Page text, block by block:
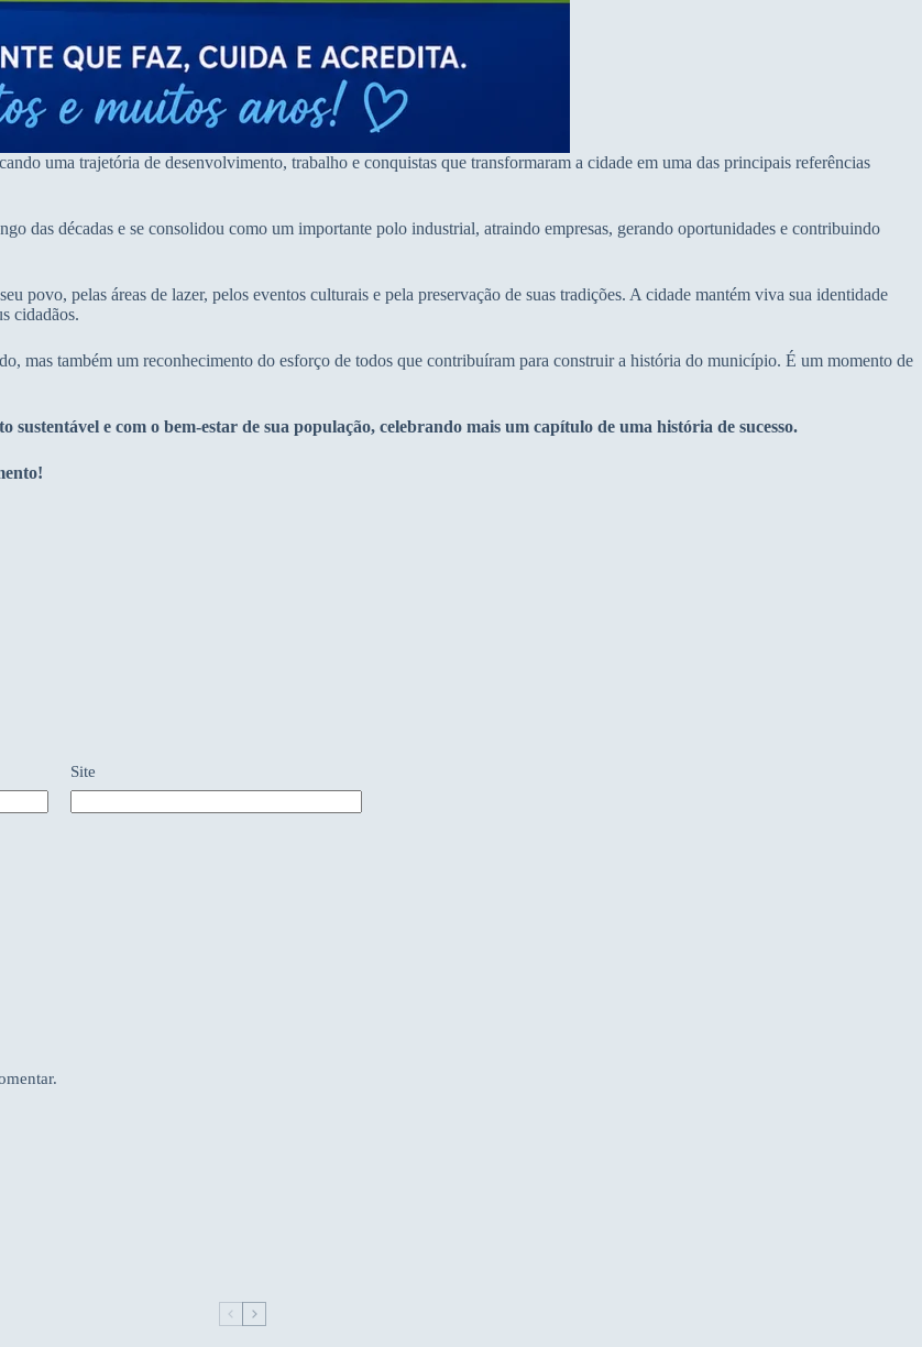
uma trajetória de desenvolvimento, trabalho e conquistas que transformaram a cidade em uma das principais referências
das décadas e se consolidou como um importante polo industrial, atraindo empresas, gerando oportunidades e contribuindo
povo, pelas áreas de lazer, pelos eventos culturais e pela preservação de suas tradições. A cidade mantém viva sua identidade
cidadãos.
mas também um reconhecimento do esforço de todos que contribuíram para construir a história do município. É um momento de
e com o bem-estar de sua população, celebrando mais um capítulo de uma história de sucesso.
Site